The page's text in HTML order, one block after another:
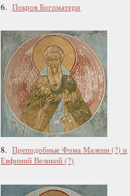
6.Покров Богоматери
8.Преподобные Фома Малеин (?) и
Евфимий Великий (?)